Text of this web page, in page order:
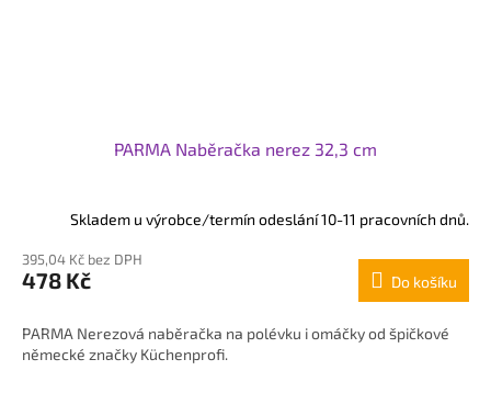
PARMA Naběračka nerez 32,3 cm
Skladem u výrobce/termín odeslání 10-11 pracovních dnů.
395,04 Kč bez DPH
478 Kč Do košíku
PARMA Nerezová naběračka na polévku i omáčky od špičkové
německé značky Küchenprofi.